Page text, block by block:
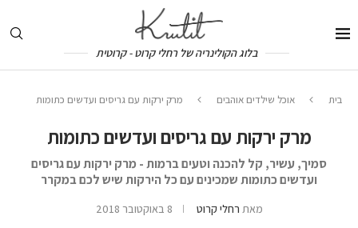
בלוג הקולינריה של רחלי קרוט - קרוטית
בית אוכל שילדים אוהבים מרק ירקות עם גריסים ועדשים כתומות
מרק ירקות עם גריסים ועדשים כתומות
סמיך, עשיר, קל להכנה וטעים ברמות - מרק ירקות עם גריסים
ועדשים כתומות שמכינים עם כל הירקות שיש לכם במקרר
מאת רחלי קרוט 8 באוקטובר 2018